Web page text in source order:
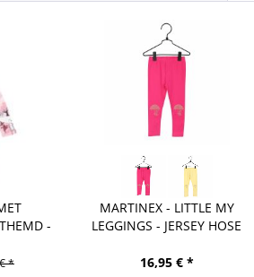
-
*
MARTINEX - LITTLE MY
LEGGINGS - JERSEY HOSE
16,95 € *